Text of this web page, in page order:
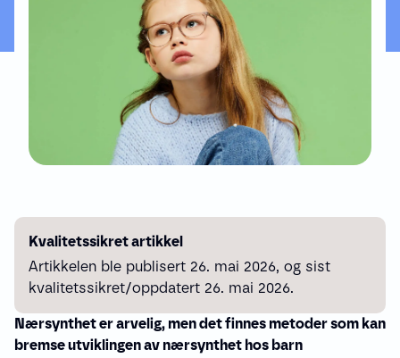
Nærsynthet er arvelig, men det finnes metoder som kan
bremse utviklingen av nærsynthet hos barn
Kvalitetssikret artikkel
Artikkelen ble publisert 26. mai 2026, og sist
kvalitetssikret/oppdatert 26. mai 2026.